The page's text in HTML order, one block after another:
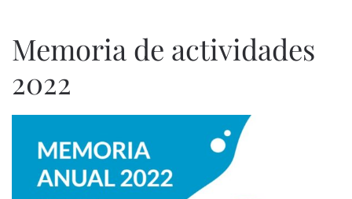
Memoria de actividades
2022